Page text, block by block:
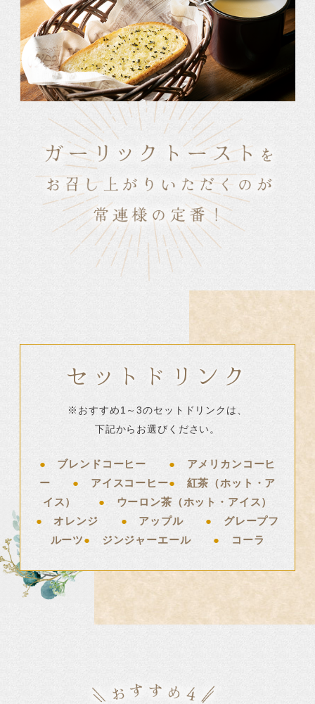
セットドリンク
※おすすめ1～3のセットドリンクは、
下記からお選びください。
● ブレンドコーヒー ● アメリカンコーヒ
ー ● アイスコーヒー● 紅茶（ホット・ア
イス） ●
ウーロン茶（ホット・アイス）
● オレンジ ● アップル ●
グレープフ
ルーツ● ジンジャーエール ● コーラ